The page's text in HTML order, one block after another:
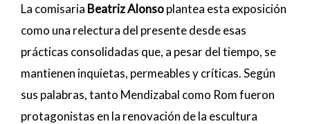
La comisaria Beatriz Alonsoplantea esta exposición
como una relectura del presente desde esas
prácticas consolidadas que, a pesar del tiempo, se
mantienen inquietas, permeables y críticas. Según
sus palabras, tanto Mendizabal como Rom fueron
protagonistas en la renovación de la escultura